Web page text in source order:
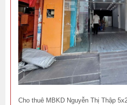
Cho thuê MBKD Nguyễn Thị Thập